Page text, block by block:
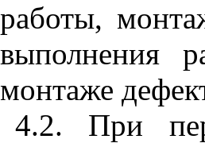
работы,
выполнения
монтаже
4.2. При